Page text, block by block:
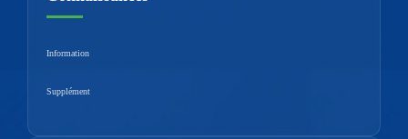
Information
Supplément